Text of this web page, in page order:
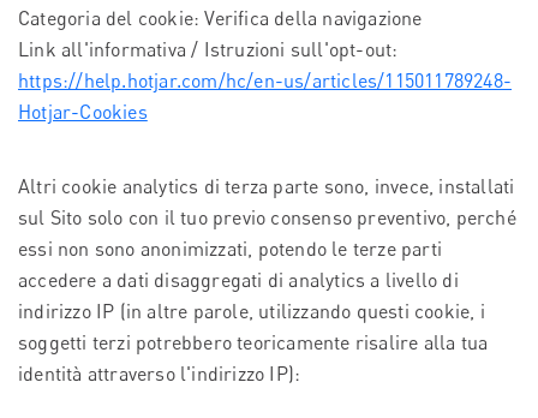
Categoria del cookie: Verifica della navigazione
Link all'informativa / Istruzioni sull'opt-out:
https://help.hotjar.com/hc/en-us/articles/115011789248-
Hotjar-Cookies
Altri cookie analytics di terza parte sono, invece, installati
sul Sito solo con il tuo previo consenso preventivo, perché
essi non sono anonimizzati, potendo le terze parti
accedere a dati disaggregati di analytics a livello di
indirizzo IP (in altre parole, utilizzando questi cookie, i
soggetti terzi potrebbero teoricamente risalire alla tua
identità attraverso l'indirizzo IP):